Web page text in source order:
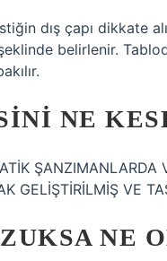
dış çapı dikkate
belirlenir.
NE
ŞANZIMANLARDA
GELİŞTİRİLMİŞ VE
NE